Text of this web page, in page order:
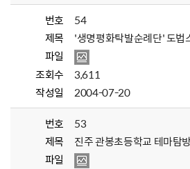
번호
54
제목
'생명평화탁발순례단' 도법
파일
조회수
3,611
작성일
2004-07-20
번호
53
제목
진주 관봉초등학교 테마탐
파일